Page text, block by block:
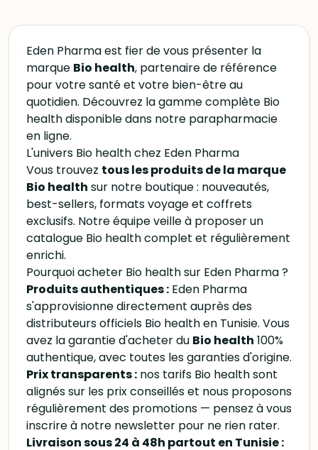
Eden Pharma est fier de vous présenter la
marque Bio health, partenaire de référence
pour votre santé et votre bien-être au
quotidien. Découvrez la gamme complète Bio
health disponible dans notre parapharmacie
en ligne.
L'univers Bio health chez Eden Pharma
Vous trouvez tous les produits de la marque
Bio health sur notre boutique : nouveautés,
best-sellers, formats voyage et coffrets
exclusifs. Notre équipe veille à proposer un
catalogue Bio health complet et régulièrement
enrichi.
Pourquoi acheter Bio health sur Eden Pharma ?
Produits authentiques : Eden Pharma
s'approvisionne directement auprès des
distributeurs officiels Bio health en Tunisie. Vous
avez la garantie d'acheter du Bio health 100%
authentique, avec toutes les garanties d'origine.
Prix transparents : nos tarifs Bio health sont
alignés sur les prix conseillés et nous proposons
régulièrement des promotions — pensez à vous
inscrire à notre newsletter pour ne rien rater.
Livraison sous 24 à 48h partout en Tunisie :